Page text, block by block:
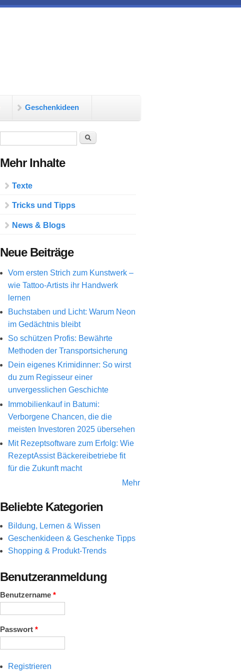
Geschenkideen
Suche
Mehr Inhalte
Texte
Tricks und Tipps
News & Blogs
Neue Beiträge
Vom ersten Strich zum Kunstwerk –
wie Tattoo-Artists ihr Handwerk
lernen
Buchstaben und Licht: Warum Neon
im Gedächtnis bleibt
So schützen Profis: Bewährte
Methoden der Transportsicherung
Dein eigenes Krimidinner: So wirst
du zum Regisseur einer
unvergesslichen Geschichte
Immobilienkauf in Batumi:
Verborgene Chancen, die die
meisten Investoren 2025 übersehen
Mit Rezeptsoftware zum Erfolg: Wie
RezeptAssist Bäckereibetriebe fit
für die Zukunft macht
Mehr
Beliebte Kategorien
Bildung, Lernen & Wissen
Geschenkideen & Geschenke Tipps
Shopping & Produkt-Trends
Benutzeranmeldung
Benutzername *
Passwort *
Registrieren